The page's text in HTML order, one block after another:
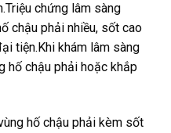
chứng lâm sàng
chậu phải nhiều, sốt cao
tiện.Khi khám lâm sàng
hố chậu phải hoặc khắp
hố chậu phải kèm sốt